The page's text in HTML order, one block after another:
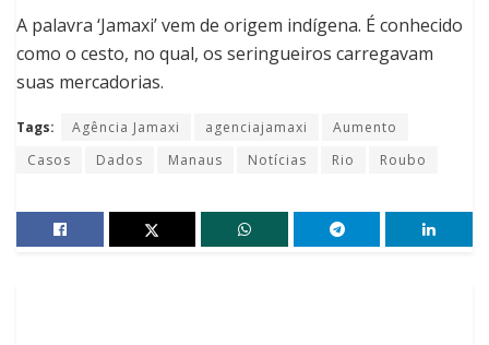
A palavra ‘Jamaxi’ vem de origem indígena. É conhecido
como o cesto, no qual, os seringueiros carregavam
suas mercadorias.
Tags: Agência Jamaxi agenciajamaxi
Aumento
Casos
Dados Manaus Notícias Rio Roubo